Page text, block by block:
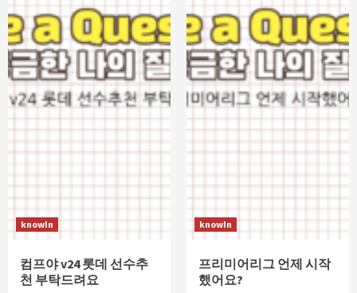
knowIn
컴프야 v24 롯데 선수추
천 부탁드려요
knowIn
프리미어리그 언제 시작
했어요?